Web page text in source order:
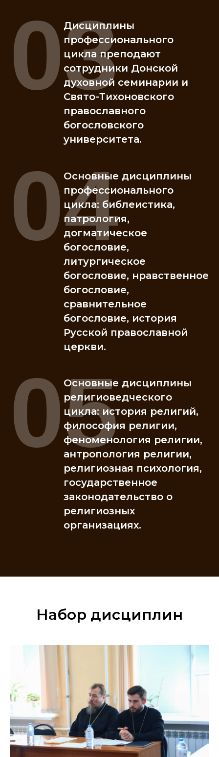
Дисциплины
профессионального
цикла преподают
сотрудники Донской
духовной семинарии и
Свято-Тихоновского
православного
богословского
университета.
03
Основные дисциплины
профессионального
цикла: библеистика,
патрология,
догматическое
богословие,
литургическое
богословие, нравственное
богословие,
сравнительное
богословие, история
Русской православной
церкви.
04
Основные дисциплины
религиоведческого
цикла: история религий,
философия религии,
феноменология религии,
антропология религии,
религиозная психология,
государственное
законодательство о
религиозных
организациях.
05
Набор дисциплин